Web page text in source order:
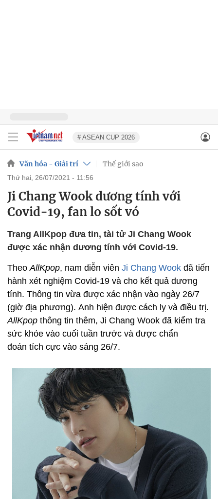
# ASEAN CUP 2026
Văn hóa - Giải trí Thế giới sao
thứ hai, 26/07/2021 - 11:56
Ji Chang Wook dương tính với
Covid-19, fan lo sốt vó
Trang AllKpop đưa tin, tài tử Ji Chang Wook
được xác nhận dương tính với Covid-19.
TheoAllKpop, nam diễn viên Ji Chang Wook đã tiến
hành xét nghiệm Covid-19 và cho kết quả dương
tính. Thông tin vừa được xác nhận vào ngày 26/7
(giờ địa phương). Anh hiện được cách ly và điều trị.
AllKpop thông tin thêm, Ji Chang Wook đã kiểm tra
sức khỏe vào cuối tuần trước và được chẩn
đoán tích cực vào sáng 26/7.